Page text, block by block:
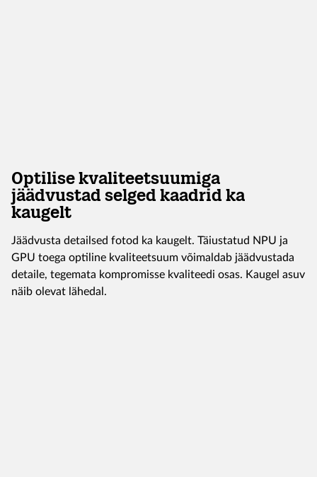
Optilise kvaliteetsuumiga
jäädvustad selged kaadrid ka
kaugelt
Jäädvusta detailsed fotod ka kaugelt. Täiustatud NPU ja
GPU toega optiline kvaliteetsuum võimaldab jäädvustada
detaile, tegemata kompromisse kvaliteedi osas. Kaugel asuv
näib olevat lähedal.